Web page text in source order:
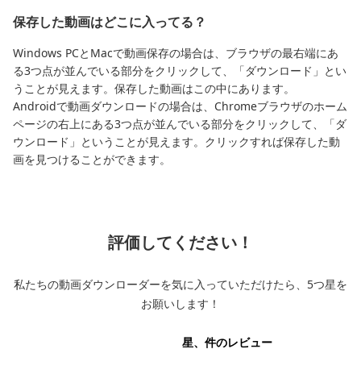
保存した動画はどこに入ってる？
Windows PCとMacで動画保存の場合は、ブラウザの最右端にあ
る3つ点が並んでいる部分をクリックして、「ダウンロード」とい
うことが見えます。保存した動画はこの中にあります。
Androidで動画ダウンロードの場合は、Chromeブラウザのホーム
ページの右上にある3つ点が並んでいる部分をクリックして、「ダ
ウンロード」ということが見えます。クリックすれば保存した動
画を見つけることができます。
評価してください！
私たちの動画ダウンローダーを気に入っていただけたら、5つ星を
お願いします！
星、 件のレビュー